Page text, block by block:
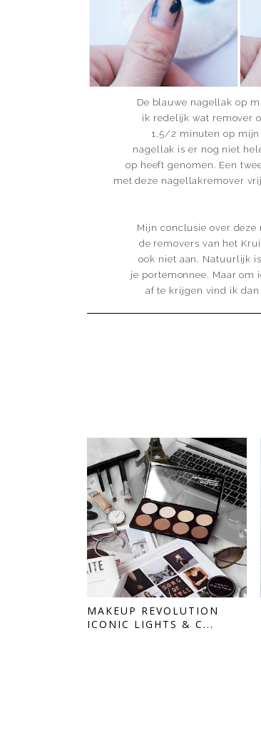
De blauwe nagellak op
ik redelijk wat remover
1,5/2 minuten op mijn
nagellak is er nog niet
op heeft genomen. Een
met deze nagellakremover
Mijn conclusie over
de removers van het
ook niet aan. Natuurlijk
je portemonnee. Maar om
af te krijgen vind ik
MAKEUP REVOLUTION
ICONIC LIGHTS & C...